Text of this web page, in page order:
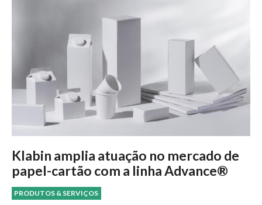
Klabin amplia atuação no mercado de
papel-cartão com a linha Advance®
PRODUTOS & SERVIÇOS